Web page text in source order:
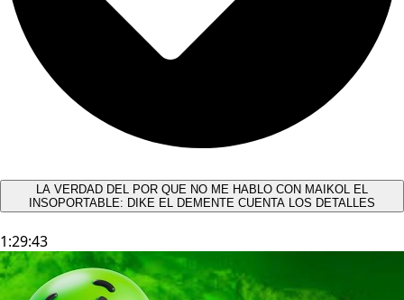
LA VERDAD DEL POR QUE NO ME HABLO CON MAIKOL EL
INSOPORTABLE: DIKE EL DEMENTE CUENTA LOS DETALLES
1:29:43